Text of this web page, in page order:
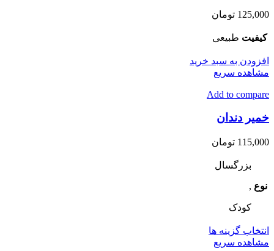
125,000 تومان
کیفیت طبیعی
افزودن به سبد خرید
مشاهده سریع
Add to compare
خمیر دندان
115,000 تومان
نوع
بزرگسال
,
کودک
انتخاب گزینه ها
مشاهده سریع